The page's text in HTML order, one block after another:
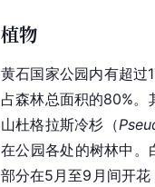
植物
黄石国家公园内有超过
占森林总面积的80%。
山杜格拉斯冷杉（
在公园各处的树林中。
部分在5月至9月间开花